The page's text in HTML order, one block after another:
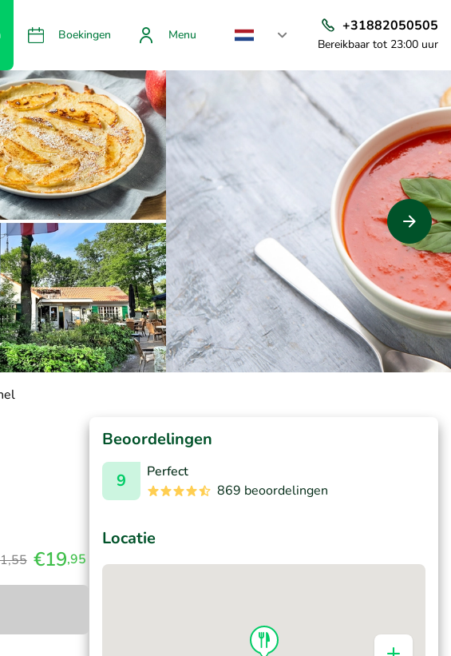
Boekingen Menu
+31882050505
Bereikbaar tot 23:00 uur
€19,95
Beoordelingen
9
Perfect
869 beoordelingen
Locatie